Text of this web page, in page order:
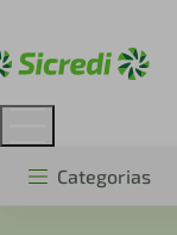
Categorias